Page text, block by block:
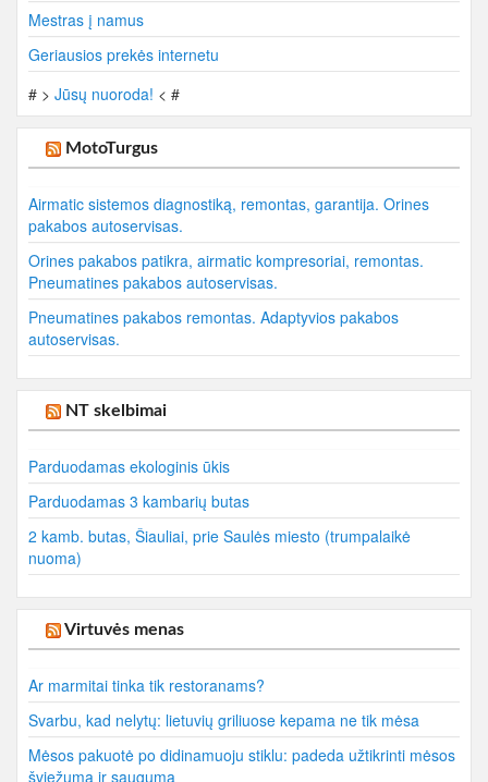
Mestras į namus
Geriausios prekės internetu
# > Jūsų nuoroda! < #
MotoTurgus
Airmatic sistemos diagnostiką, remontas, garantija. Orines
pakabos autoservisas.
Orines pakabos patikra, airmatic kompresoriai, remontas.
Pneumatines pakabos autoservisas.
Pneumatines pakabos remontas. Adaptyvios pakabos
autoservisas.
NT skelbimai
Parduodamas ekologinis ūkis
Parduodamas 3 kambarių butas
2 kamb. butas, Šiauliai, prie Saulės miesto (trumpalaikė
nuoma)
Virtuvės menas
Ar marmitai tinka tik restoranams?
Svarbu, kad nelytų: lietuvių griliuose kepama ne tik mėsa
Mėsos pakuotė po didinamuoju stiklu: padeda užtikrinti mėsos
šviežumą ir saugumą